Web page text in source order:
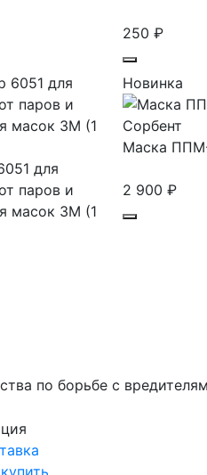
250₽
для
паров и
масок 3M (1
Новинка
Маска
2 900₽
по борьбе с